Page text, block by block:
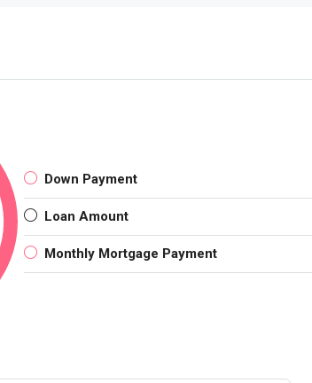
Down Payment
Loan Amount
Monthly Mortgage Payment